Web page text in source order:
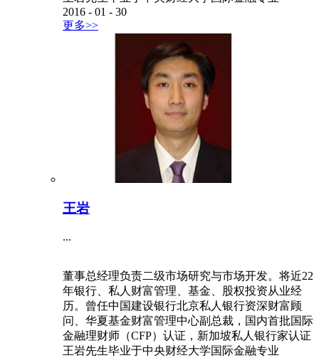
2016 - 01 - 30
更多>>
王岩
...
董事总经理负责二级市场研究与市场开发。将近22
年银行、私人财富管理、基金、股权投资从业经
历。曾任中国建设银行北京私人银行资深财富顾
问、华夏基金财富管理中心副总裁，国内首批国际
金融理财师（CFP）认证，新加坡私人银行家认证
王岩先生毕业于中央财经大学国际金融专业